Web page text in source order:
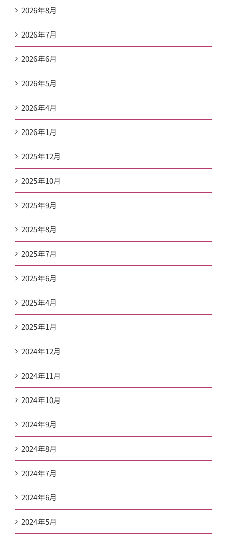
2026年8月
2026年7月
2026年6月
2026年5月
2026年4月
2026年1月
2025年12月
2025年10月
2025年9月
2025年8月
2025年7月
2025年6月
2025年4月
2025年1月
2024年12月
2024年11月
2024年10月
2024年9月
2024年8月
2024年7月
2024年6月
2024年5月